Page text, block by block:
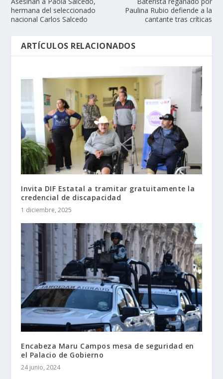
hermana del seleccionado
nacional Carlos Salcedo
Paulina Rubio defiende a la
cantante tras críticas
ARTÍCULOS RELACIONADOS
Invita DIF Estatal a tramitar gratuitamente la
credencial de discapacidad
1 diciembre, 2025
Encabeza Maru Campos mesa de seguridad en
el Palacio de Gobierno
24 junio, 2024